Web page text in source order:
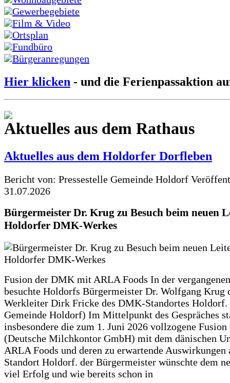
Gewerbegebiete
Film & Video
Ortsplan
Fundbüro
Bürgeranregungen
Hier klicken - und die Ferienpassaktion
Aktuelles aus dem Rathaus
Aktuelles aus dem Holdorfer Dorfleben
Bericht von: Pressestelle Gemeinde Holdorf
31.07.2026
Bürgermeister Dr. Krug zu Besuch beim neuen
Holdorfer DMK-Werkes
Fusion der DMK mit ARLA Foods In der
besuchte Holdorfs Bürgermeister Dr. Wolfgang Krug
Werkleiter Dirk Fricke des DMK-Standortes Holdorf.
Gemeinde Holdorf) Im Mittelpunkt des Gespräches
insbesondere die zum 1. Juni 2026 vollzogene
(Deutsche Milchkontor GmbH) mit dem dänischen
ARLA Foods und deren zu erwartende Auswirkungen
Standort Holdorf. der Bürgermeister wünschte dem
viel Erfolg und wie bereits schon in